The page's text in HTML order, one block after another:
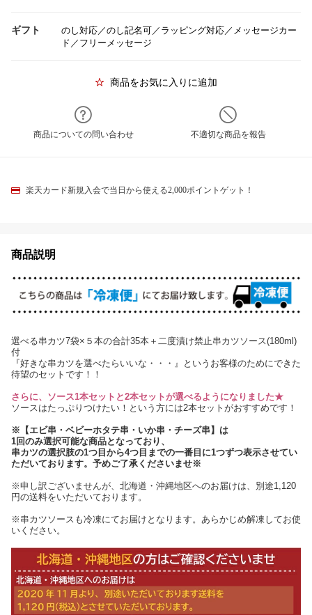
ギフト
のし対応／のし記名可／ラッピング対応／メッセージカー
ド／フリーメッセージ
商品をお気に入りに追加
商品についての問い合わせ 不適切な商品を報告
楽天カード新規入会で当日から使える2,000ポイントゲット！
商品説明
選べる串カツ7袋×５本の合計35本＋二度漬け禁止串カツソース(180ml)
付
『好きな串カツを選べたらいいな・・・』というお客様のためにできた
待望のセットです！！
さらに、ソース1本セットと2本セットが選べるようになりました★
ソースはたっぷりつけたい！という方には2本セットがおすすめです！
※【エビ串・ベビーホタテ串・いか串・チーズ串】は
1回のみ選択可能な商品となっており、
串カツの選択肢の1つ目から4つ目までの一番目に1つずつ表示させてい
ただいております。予めご了承くださいませ※
※申し訳ございませんが、北海道・沖縄地区へのお届けは、別途1,120
円の送料をいただいております。
※串カツソースも冷凍にてお届けとなります。あらかじめ解凍してお使
いください。